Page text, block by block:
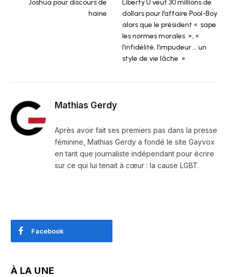
Joshua pour discours de
haine
Liberty U veut 30 millions de
dollars pour l’affaire Pool-Boy
alors que le président « sape
les normes morales », «
l’infidélité, l’impudeur … un
style de vie lâche »
Mathias Gerdy
Après avoir fait ses premiers pas dans la presse
féminine, Mathias Gerdy a fondé le site Gayvox
en tant que journaliste indépendant pour écrire
sur ce qui lui tenait à cœur : la cause LGBT.
Facebook
À LA UNE